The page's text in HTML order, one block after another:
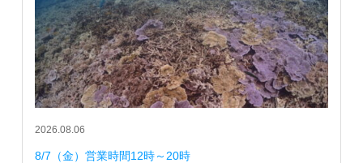
2026.08.06
8/7（金）営業時間12時～20時